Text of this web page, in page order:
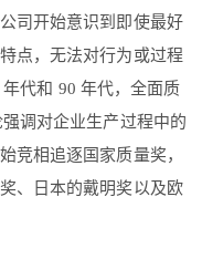
司开始意识到即使最好
点，无法对行为或过程
代和 90 年代，全面质
调对企业生产过程中的
竞相追逐国家质量奖，
、日本的戴明奖以及欧